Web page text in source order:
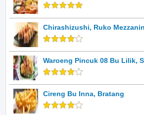
Chirashizushi, Ruko
Waroeng Pincuk 08 Bu Lilik,
Cireng Bu Inna, Bratang